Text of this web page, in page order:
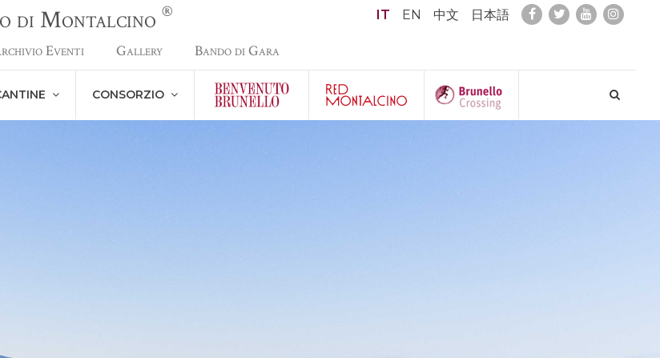
di Montalcino ® IT EN 中文 日本語
Eventi Gallery Bando di Gara
CONSORZIO